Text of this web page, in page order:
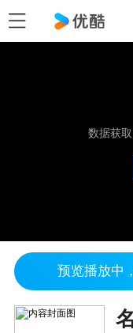
数据获
预览播放中